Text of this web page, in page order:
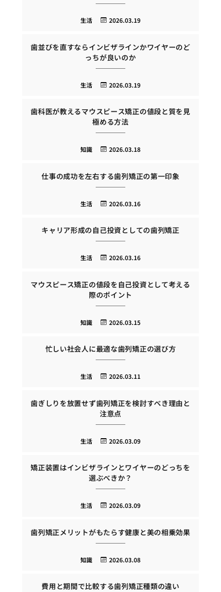
2026.03.19
生活
歯並びを直すならインビザラインかワイヤーのど
っちが良いのか
2026.03.19
生活
歯科医が教えるマウスピース矯正の値段と質を見
極める方法
2026.03.18
知識
仕事の成功を左右する歯列矯正の第一印象
2026.03.16
生活
キャリア形成の自己投資としての歯列矯正
2026.03.16
生活
マウスピース矯正の値段を自己投資として考える
際のポイント
2026.03.15
知識
忙しい社会人に最適な歯列矯正の選び方
2026.03.11
生活
歯ぎしりを放置せず歯列矯正を検討すべき理由と
注意点
2026.03.09
生活
矯正装置はインビザラインとワイヤーのどっちを
選ぶべきか？
2026.03.09
生活
歯列矯正メリットがもたらす健康と美の相乗効果
2026.03.08
知識
費用と期間で比較する歯列矯正種類の違い